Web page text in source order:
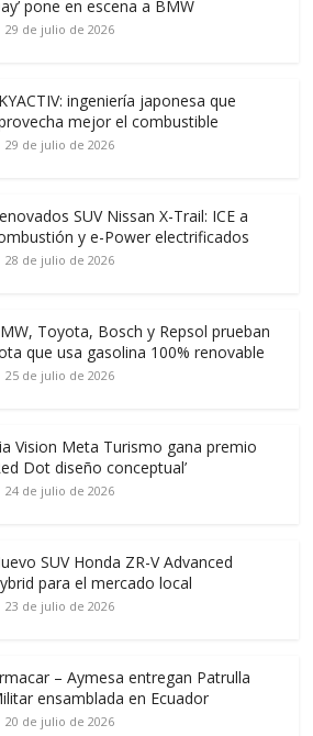
pone en escena a BMW
29 de julio de 2026
ingeniería japonesa que
mejor el combustible
29 de julio de 2026
SUV Nissan X-Trail: ICE a
y e-Power electrificados
28 de julio de 2026
Toyota, Bosch y Repsol prueban
que usa gasolina 100% renovable
25 de julio de 2026
Vision Meta Turismo gana premio
Dot diseño conceptual’
24 de julio de 2026
SUV Honda ZR-V Advanced
para el mercado local
23 de julio de 2026
– Aymesa entregan Patrulla
ensamblada en Ecuador
20 de julio de 2026